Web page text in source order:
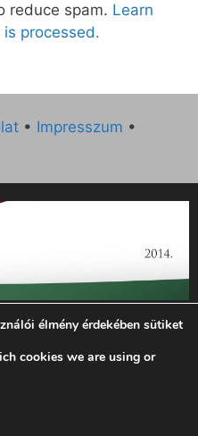
reduce spam. Learn
processed.
• Impresszum •
2014. évi működésének
14-P-0121 sz. támogatási
Ft összegben támogatta az
Minisztériuma.”
élmény érdekében sütiket
cookies we are using or